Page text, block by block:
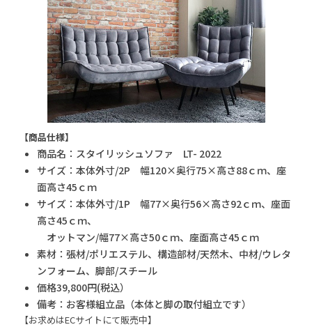
【商品仕様】
商品名：スタイリッシュソファ LT- 2022 ​
サイズ：本体外寸/2P 幅120×奥行75×高さ88ｃｍ、座
面高さ45ｃｍ
サイズ：本体外寸/1P 幅77×奥行56×高さ92ｃｍ、座面
高さ45ｃｍ、
オットマン/幅77×高さ50ｃｍ、座面高さ45ｃｍ
素材：張材/ポリエステル、構造部材/天然木、中材/ウレタ
ンフォーム、脚部/スチール
価格39,800円(税込）
備考：お客様組立品（本体と脚の取付組立です）
【お求めはECサイトにて販売中】